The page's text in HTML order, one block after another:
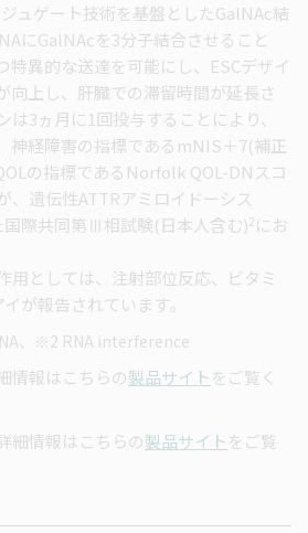
ュゲート技術を基盤としたGalNAc結
にGalNAcを3分子結合させること
特異的な送達を可能にし、ESCデザイ
向上し、肝臓での滞留時間が延長さ
3ヵ月に1回投与することにより、
神経障害の指標であるmNIS＋7(補正
の指標であるNorfolk QOL-DNスコ
、遺伝性ATTRアミロイドーシス
国際共同第Ⅲ相試験(日本人含む) 2 にお
用としては、注射部位反応、ビタミ
が報告されています。
、※2 RNA interference
情報はこちらの製品サイトをご覧く
細情報はこちらの製品サイトをご覧